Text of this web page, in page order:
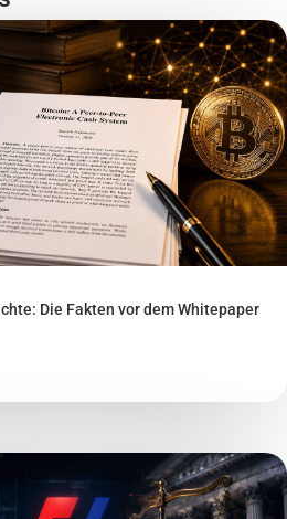
Die Fakten vor dem Whitepaper